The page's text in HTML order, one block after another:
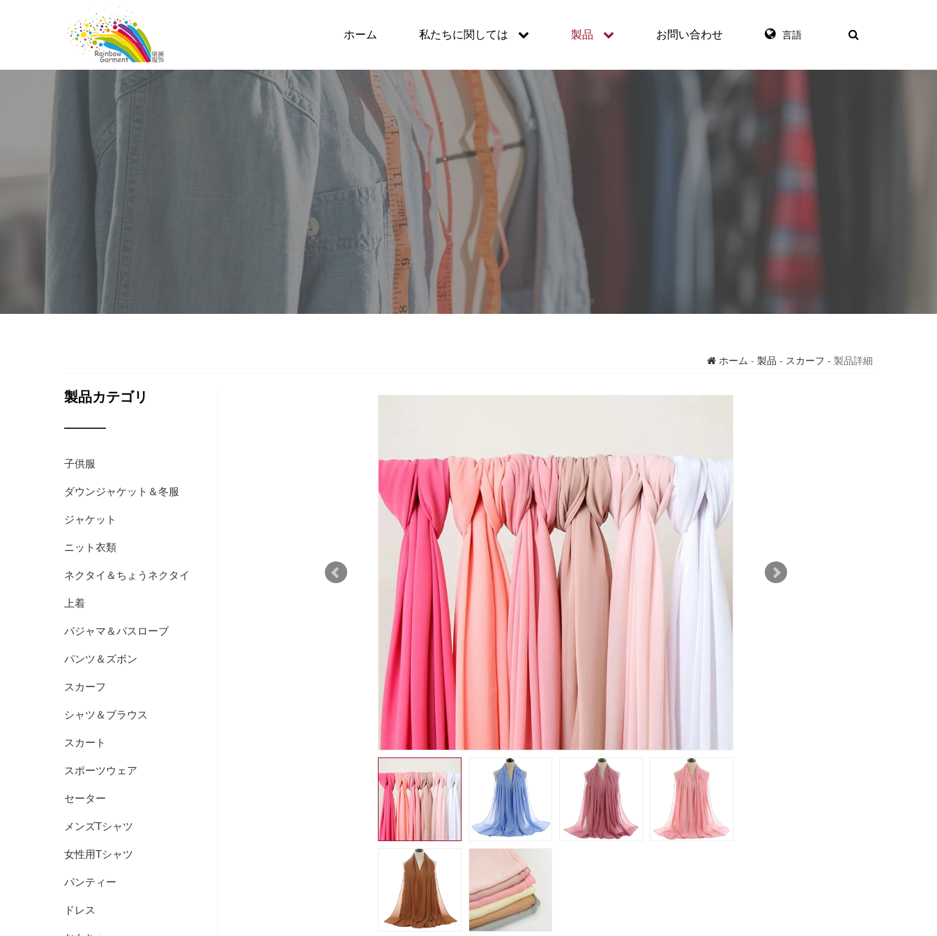
ホーム 私たちに関しては 製品 お問い合わせ 言語
ホーム - 製品 - スカーフ - 製品詳細
製品カテゴリ
子供服
ダウンジャケット＆冬服
ジャケット
ニット衣類
ネクタイ＆ちょうネクタイ
上着
パジャマ＆バスローブ
パンツ＆ズボン
スカーフ
シャツ＆ブラウス
スカート
スポーツウェア
セーター
メンズTシャツ
女性用Tシャツ
パンティー
ドレス